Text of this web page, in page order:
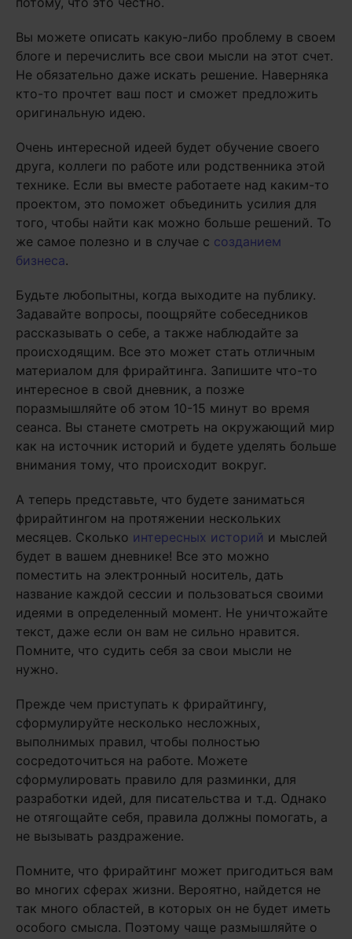
Вы можете описать какую-либо проблему в своем
блоге и перечислить все свои мысли на этот счет.
Не обязательно даже искать решение. Наверняка
кто-то прочтет ваш пост и сможет предложить
оригинальную идею.
Очень интересной идеей будет обучение своего
друга, коллеги по работе или родственника этой
технике. Если вы вместе работаете над каким-то
проектом, это поможет объединить усилия для
того, чтобы найти как можно больше решений. То
же самое полезно и в случае с созданием
бизнеса.
Будьте любопытны, когда выходите на публику.
Задавайте вопросы, поощряйте собеседников
рассказывать о себе, а также наблюдайте за
происходящим. Все это может стать отличным
материалом для фрирайтинга. Запишите что-то
интересное в свой дневник, а позже
поразмышляйте об этом 10-15 минут во время
сеанса. Вы станете смотреть на окружающий мир
как на источник историй и будете уделять больше
внимания тому, что происходит вокруг.
А теперь представьте, что будете заниматься
фрирайтингом на протяжении нескольких
месяцев. Сколько интересных историй и мыслей
будет в вашем дневнике! Все это можно
поместить на электронный носитель, дать
название каждой сессии и пользоваться своими
идеями в определенный момент. Не уничтожайте
текст, даже если он вам не сильно нравится.
Помните, что судить себя за свои мысли не
нужно.
Прежде чем приступать к фрирайтингу,
сформулируйте несколько несложных,
выполнимых правил, чтобы полностью
сосредоточиться на работе. Можете
сформулировать правило для разминки, для
разработки идей, для писательства и т.д. Однако
не отягощайте себя, правила должны помогать, а
не вызывать раздражение.
Помните, что фрирайтинг может пригодиться вам
во многих сферах жизни. Вероятно, найдется не
так много областей, в которых он не будет иметь
особого смысла. Поэтому чаще размышляйте о